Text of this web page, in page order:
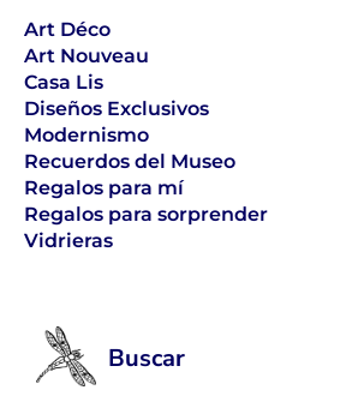
Art Déco
Art Nouveau
Casa Lis
Diseños Exclusivos
Modernismo
Recuerdos del Museo
Regalos para mí
Regalos para sorprender
Vidrieras
Buscar